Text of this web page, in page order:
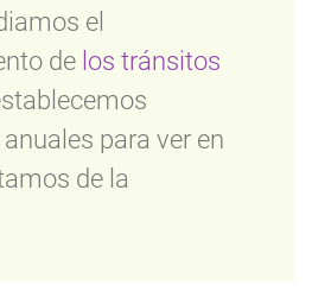
el
de los tránsitos
para ver en
de la